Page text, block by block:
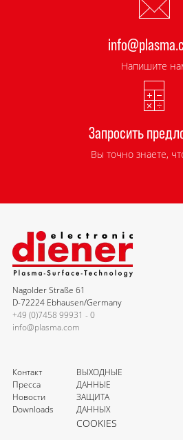
Напишите
Запросить
Вы точно знаете,
Nagolder Straße 61
D-72224 Ebhausen/Germany
+49 (0)7458 99931 - 0
info@plasma.com
Контакт
Пресса
Новости
Downloads
ВЫХОДНЫЕ
ДАННЫЕ
ЗАЩИТА
ДАННЫХ
COOKIES